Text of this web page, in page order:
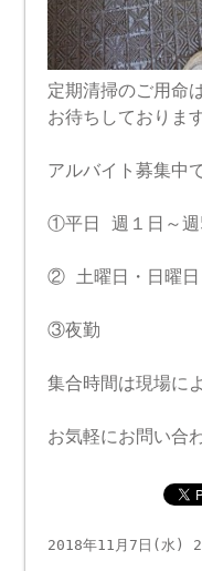
定期清掃のご用命
お待ちしております
アルバイト募集中
①平日 週１日～週
② 土曜日・日曜日
③夜勤
集合時間は現場に
お気軽にお問い合
2018年11月7日(水)